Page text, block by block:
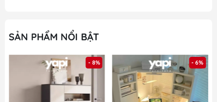
SẢN PHẨM NỔI BẬT
- 8% - 6%